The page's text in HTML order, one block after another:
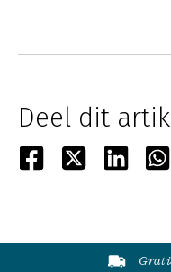
Deel dit